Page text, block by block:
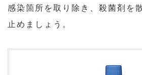
感染箇所を取り除き、殺菌剤を
止めましょう。